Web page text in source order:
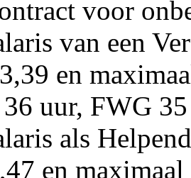
voor
van een
en
uur, FWG
als
en